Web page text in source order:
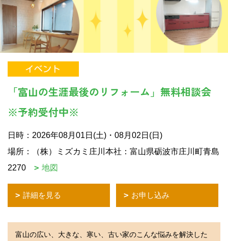
「富山の生涯最後のリフォーム」無料相談会
※予約受付中※
日時：2026年08月01日(土)・08月02日(日)
場所：（株）ミズカミ庄川本社：富山県砺波市庄川町青島
2270
地図
詳細を見る お申し込み
富山の広い、大きな、寒い、古い家のこんな悩みを解決した